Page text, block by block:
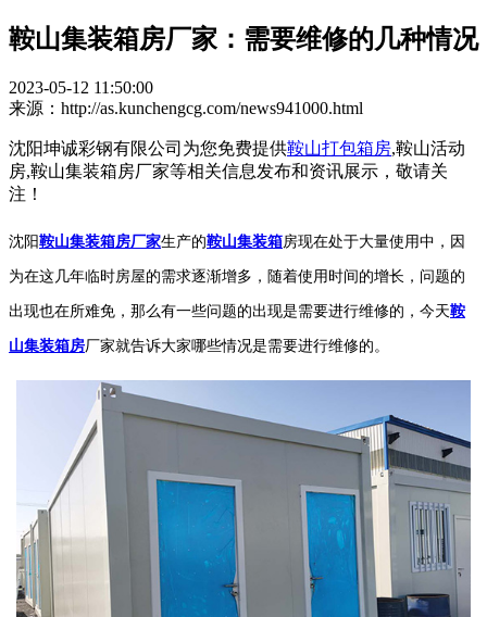
鞍山集装箱房厂家：需要维修的几种情况
2023-05-12 11:50:00
来源：http://as.kunchengcg.com/news941000.html
沈阳坤诚彩钢有限公司为您免费提供鞍山打包箱房,鞍山活动
房,鞍山集装箱房厂家等相关信息发布和资讯展示，敬请关
注！
沈阳鞍山集装箱房厂家生产的鞍山集装箱房现在处于大量使用中，因
为在这几年临时房屋的需求逐渐增多，随着使用时间的增长，问题的
出现也在所难免，那么有一些问题的出现是需要进行维修的，今天鞍
山集装箱房厂家就告诉大家哪些情况是需要进行维修的。